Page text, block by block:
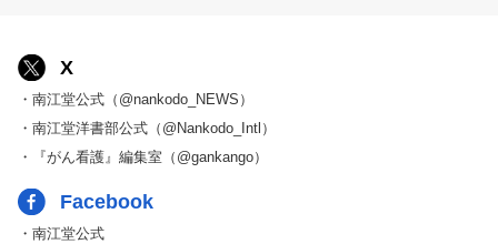
X
・南江堂公式（@nankodo_NEWS）
・南江堂洋書部公式（@Nankodo_Intl）
・『がん看護』編集室（@gankango）
Facebook
・南江堂公式